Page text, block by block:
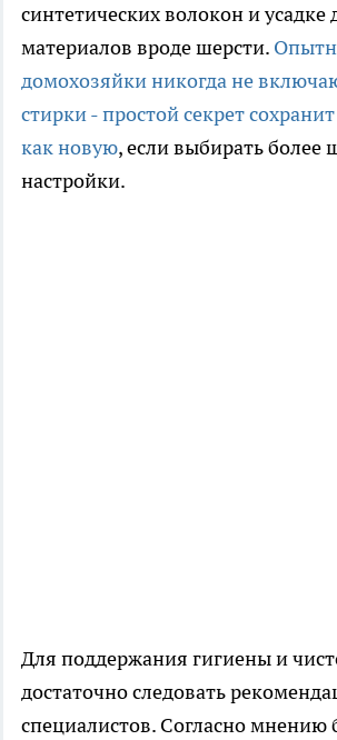
синтетических волокон и усадке
материалов вроде шерсти.
домохозяйки никогда не
стирки - простой секрет
как новую, если выбирать более
настройки.
Для поддержания гигиены и
достаточно следовать
специалистов. Согласно мнению